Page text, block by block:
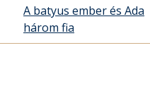
A batyus ember és Ada
három fia